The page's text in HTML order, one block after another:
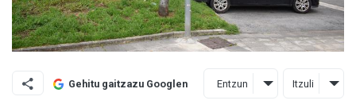
Gehitu gaitzazu Googlen Entzun Itzuli